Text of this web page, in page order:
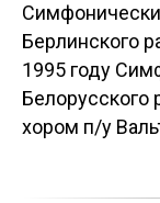
Берлинского
1995 году
хором п/у